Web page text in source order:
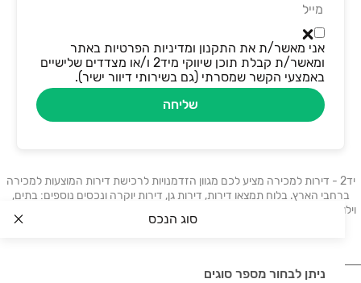
סוג הנכס
ניתן לבחור מספר סוגים
אני מאשר/ת את התקנון ומדיניות הפרטיות באתר
ומאשר/ת קבלת תוכן שיווקי מיד2 ו/או מצדדים שלישיים
באמצעי הקשר שמסרתי (גם בשירותי דיוור ישיר).
שליחה
יד2 - דירות למכירה מציע לכם מגוון הזדמנויות לרכישת דירות המוצעות למכירה
ברחבי הארץ. בלוח תמצאו דירות, דירות גן, דירות יוקרה ונכסים נוספים: בתים,
וילות, פנטהאוזים, קוטג׳ים, ועוד. דירות למכירה בתל אביב, דירות למכירה בחיפה,
דירות למכירה בבאר שבע, דירות למכירה בראשון לציון.